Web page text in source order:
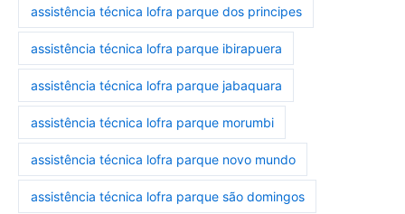
assistência técnica lofra parque dos principes
assistência técnica lofra parque ibirapuera
assistência técnica lofra parque jabaquara
assistência técnica lofra parque morumbi
assistência técnica lofra parque novo mundo
assistência técnica lofra parque são domingos